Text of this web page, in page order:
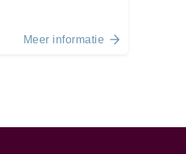
Meer informatie